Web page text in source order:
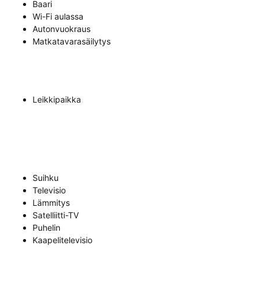
Baari
Wi-Fi aulassa
Autonvuokraus
Matkatavarasäilytys
Leikkipaikka
Suihku
Televisio
Lämmitys
Satelliitti-TV
Puhelin
Kaapelitelevisio